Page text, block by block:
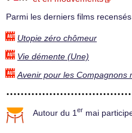
Parmi les derniers films
Utopie zéro chômeur
Vie démente (Une)
Avenir pour les Compagnons
Autour du 1 er mai